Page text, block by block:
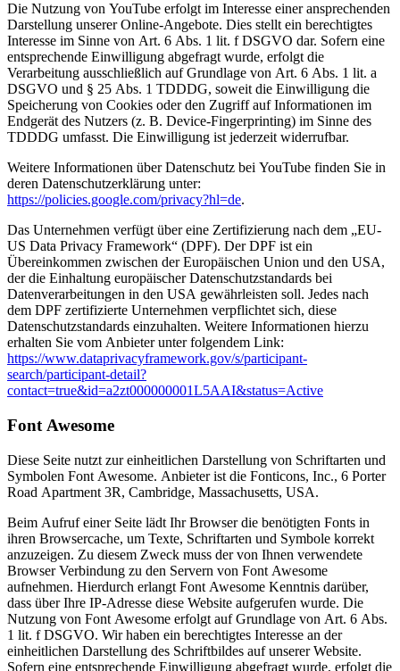
Die Nutzung von YouTube erfolgt im Interesse einer ansprechenden
Darstellung unserer Online-Angebote. Dies stellt ein berechtigtes
Interesse im Sinne von Art. 6 Abs. 1 lit. f DSGVO dar. Sofern eine
entsprechende Einwilligung abgefragt wurde, erfolgt die
Verarbeitung ausschließlich auf Grundlage von Art. 6 Abs. 1 lit. a
DSGVO und § 25 Abs. 1 TDDDG, soweit die Einwilligung die
Speicherung von Cookies oder den Zugriff auf Informationen im
Endgerät des Nutzers (z. B. Device-Fingerprinting) im Sinne des
TDDDG umfasst. Die Einwilligung ist jederzeit widerrufbar.
Weitere Informationen über Datenschutz bei YouTube finden Sie in
deren Datenschutzerklärung unter:
https://policies.google.com/privacy?hl=de.
Das Unternehmen verfügt über eine Zertifizierung nach dem „EU-
US Data Privacy Framework“ (DPF). Der DPF ist ein
Übereinkommen zwischen der Europäischen Union und den USA,
der die Einhaltung europäischer Datenschutzstandards bei
Datenverarbeitungen in den USA gewährleisten soll. Jedes nach
dem DPF zertifizierte Unternehmen verpflichtet sich, diese
Datenschutzstandards einzuhalten. Weitere Informationen hierzu
erhalten Sie vom Anbieter unter folgendem Link:
https://www.dataprivacyframework.gov/s/participant-
search/participant-detail?
contact=true&id=a2zt000000001L5AAI&status=Active
Font Awesome
Diese Seite nutzt zur einheitlichen Darstellung von Schriftarten und
Symbolen Font Awesome. Anbieter ist die Fonticons, Inc., 6 Porter
Road Apartment 3R, Cambridge, Massachusetts, USA.
Beim Aufruf einer Seite lädt Ihr Browser die benötigten Fonts in
ihren Browsercache, um Texte, Schriftarten und Symbole korrekt
anzuzeigen. Zu diesem Zweck muss der von Ihnen verwendete
Browser Verbindung zu den Servern von Font Awesome
aufnehmen. Hierdurch erlangt Font Awesome Kenntnis darüber,
dass über Ihre IP-Adresse diese Website aufgerufen wurde. Die
Nutzung von Font Awesome erfolgt auf Grundlage von Art. 6 Abs.
1 lit. f DSGVO. Wir haben ein berechtigtes Interesse an der
einheitlichen Darstellung des Schriftbildes auf unserer Website.
Sofern eine entsprechende Einwilligung abgefragt wurde, erfolgt die